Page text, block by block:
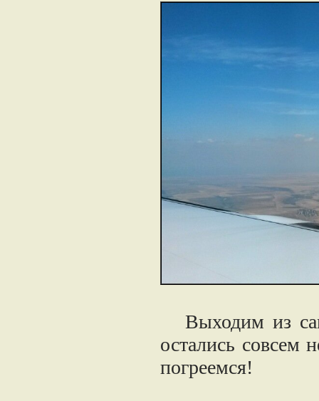
Выходим из
остались совсем
погреемся!